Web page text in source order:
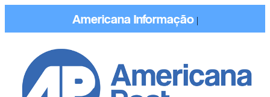
Americana|